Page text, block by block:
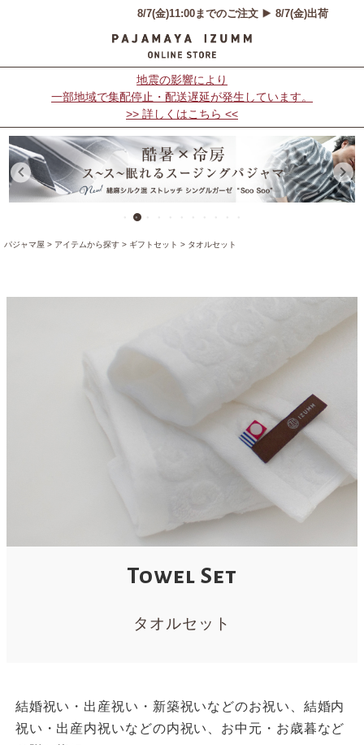
地震の影響により
一部地域で集配停止・配送遅延が発生しています。
>> 詳しくはこちら <<
パジャマ屋 アイテムから探す ギフトセット タオルセット
Towel Set
タオルセット
結婚祝い・出産祝い・新築祝いなどのお祝い、結婚内
祝い・出産内祝いなどの内祝い、お中元・お歳暮など